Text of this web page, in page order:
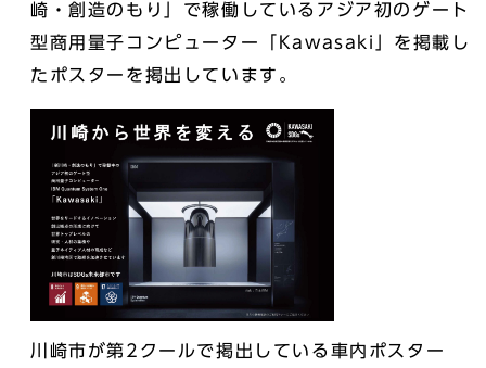
崎・創造のもり」で稼働しているアジア初のゲート
型商⽤量⼦コンピューター「Kawasaki」を掲載し
たポスターを掲出しています。
川崎市が第2クールで掲出している車内ポスター